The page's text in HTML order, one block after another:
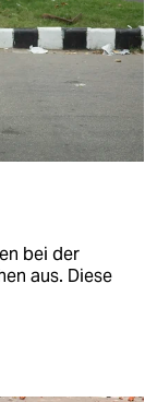
bei der
aus. Diese